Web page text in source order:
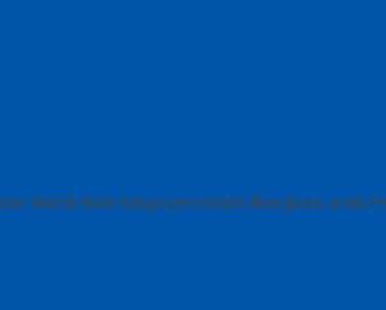
Mandi Bola harga perosotan fiberglass anak